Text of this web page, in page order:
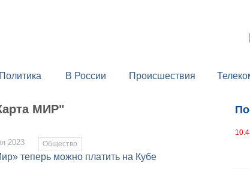
Политика В России Происшествия
МИР"
2023 Общество
теперь можно платить на Кубе